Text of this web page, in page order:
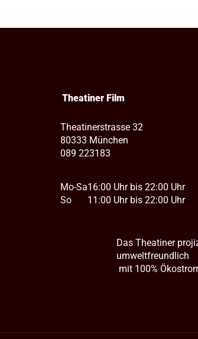
Theatiner Film
Theatinerstrasse 32
80333 München
089 223183
Mo-Sa
So
16:00 Uhr bis 22:00 Uhr
11:00 Uhr bis 22:00 Uhr
Das Theatiner
umweltfreundlich
mit 100%